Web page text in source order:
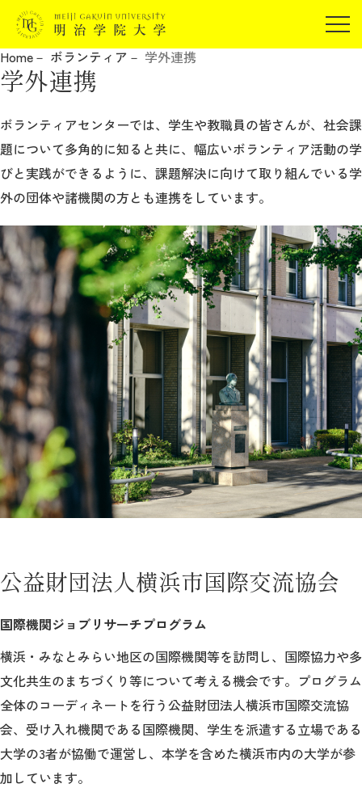
在学生の方
保証人の方
企業・研究者の方
地域・一般の方
報道関係の方
受験生の方
在学生の方
企業・研究者の方
地域・一般の方
報道関係の方
明治学院大学について
教育
研究
学生生活
留学・国際交流
キャリア
生涯学習・社会連携
入試情報サイト
2026年9月入学者向け 新入生サイト
Home ボランティア 学外連携
学外連携
ボランティアセンターでは、学生や教職員の皆さんが、社会課
題について多角的に知ると共に、幅広いボランティア活動の学
びと実践ができるように、課題解決に向けて取り組んでいる学
外の団体や諸機関の方とも連携をしています。
公益財団法人横浜市国際交流協会
国際機関ジョブリサーチプログラム
横浜・みなとみらい地区の国際機関等を訪問し、国際協力や多
文化共生のまちづくり等について考える機会です。プログラム
全体のコーディネートを行う公益財団法人横浜市国際交流協
会、受け入れ機関である国際機関、学生を派遣する立場である
大学の3者が協働で運営し、本学を含めた横浜市内の大学が参
加しています。